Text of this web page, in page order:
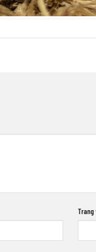
Trang